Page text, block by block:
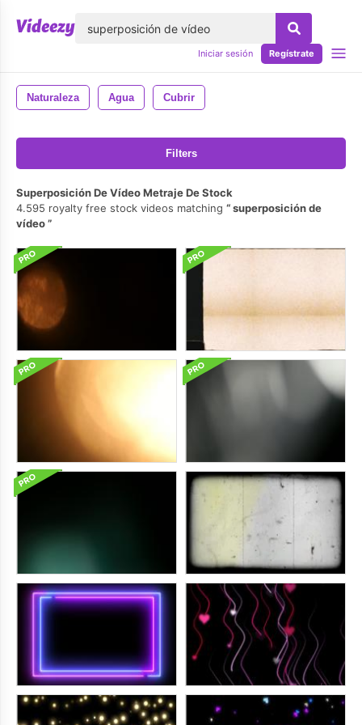
Iniciar sesión Regístrate
Naturaleza Agua Cubrir
Filters
Superposición De Vídeo Metraje De Stock
4.595 royalty free stock videos matching
superposición de
vídeo